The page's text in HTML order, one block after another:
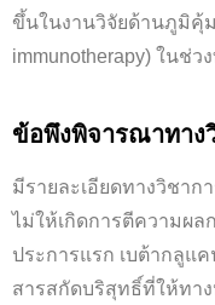
ขึ้นในงานวิจัยด้านภูมิคุ้
immunotherapy) ในช่
ข้อพึงพิจารณาทาง
มีรายละเอียดทางวิชาก
ไม่ให้เกิดการตีความผล
ประการแรก เบต้ากลูแ
สารสกัดบริสุทธิ์ที่ให้ทา